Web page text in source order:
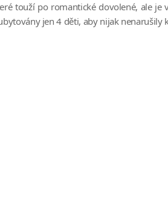
touží po romantické dovolené, ale
jen 4 děti, aby nijak